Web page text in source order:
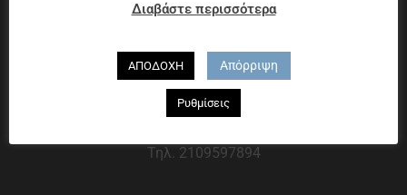
Τρόποι αποστολής
Που θα μας βρείτε
Χαροκόπου 13-15, Αθήνα 176 72
Τηλ. 2109597894
Διαβάστε περισσότερα
ΑΠΟΔΟΧΗ Απόρριψη
Ρυθμίσεις